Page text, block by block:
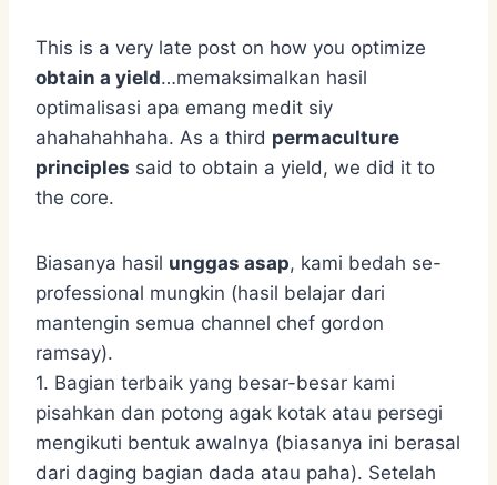
This is a very late post on how you optimize
obtain a yield…memaksimalkan hasil
optimalisasi apa emang medit siy
ahahahahhaha. As a third permaculture
principles said to obtain a yield, we did it to
the core.
Biasanya hasil unggas asap, kami bedah se-
professional mungkin (hasil belajar dari
mantengin semua channel chef gordon
ramsay).
1. Bagian terbaik yang besar-besar kami
pisahkan dan potong agak kotak atau persegi
mengikuti bentuk awalnya (biasanya ini berasal
dari daging bagian dada atau paha). Setelah